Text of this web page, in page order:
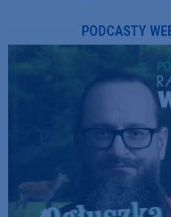
PODCASTY